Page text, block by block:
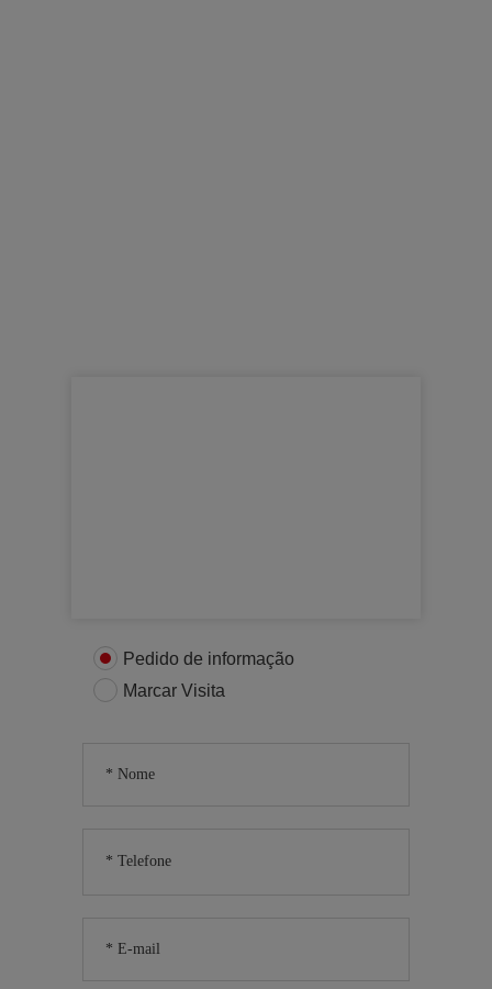
Pedido de informação
Marcar Visita